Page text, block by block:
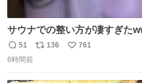
サウナでの整い方が凄すぎた
返
信
51
リ
136
い
761
6時間前